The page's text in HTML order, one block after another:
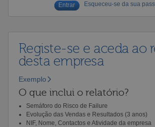
Esqueceu-se da sua
Registe-se e aceda ao
desta empresa
Exemplo
O que inclui o relatório?
Semáforo do Risco de Failure
Evolução das Vendas e Resultados (3 anos)
NIF, Nome, Contactos e Atividade da empresa